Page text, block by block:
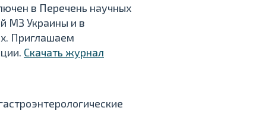
в Перечень научных
МЗ Украины и в
Приглашаем
Скачать журнал